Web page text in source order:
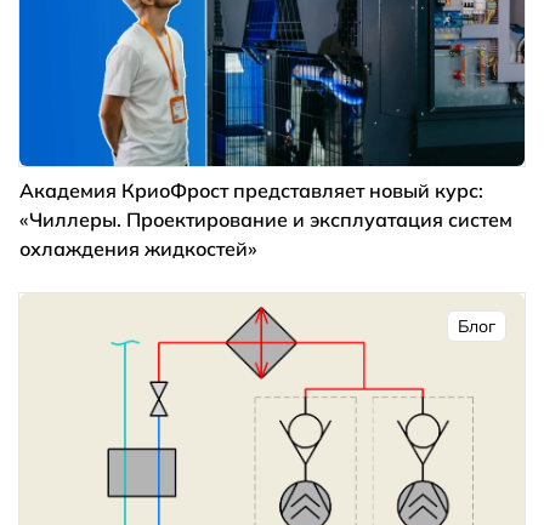
Академия КриоФрост представляет новый курс:
«Чиллеры. Проектирование и эксплуатация систем
охлаждения жидкостей»
Блог